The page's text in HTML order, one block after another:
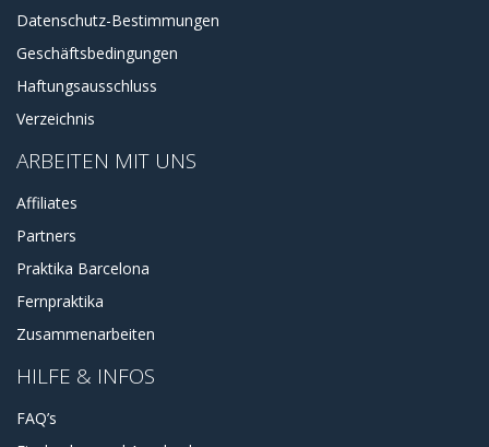
Datenschutz-Bestimmungen
Geschäftsbedingungen
Haftungsausschluss
Verzeichnis
ARBEITEN MIT UNS
Affiliates
Partners
Praktika Barcelona
Fernpraktika
Zusammenarbeiten
HILFE & INFOS
FAQ’s